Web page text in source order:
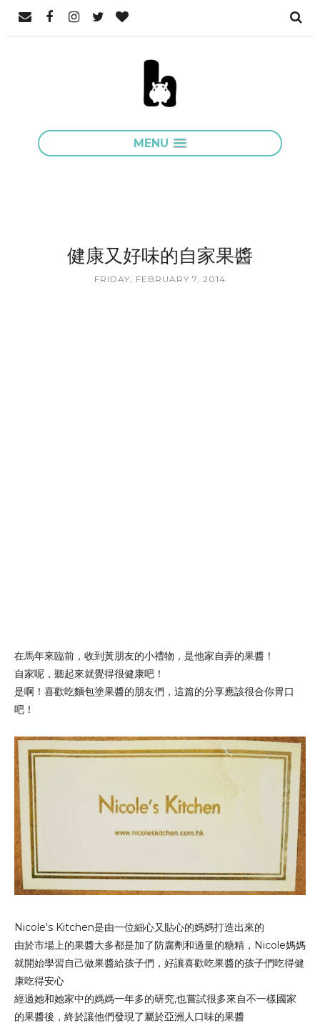
MENU
健康又好味的自家果醬
FRIDAY, FEBRUARY 7, 2014
在馬年來臨前，收到黃朋友的小禮物，是他家自弄的果醬！
自家呢，聽起來就覺得很健康吧！
是啊！喜歡吃麵包塗果醬的朋友們，這篇的分享應該很合你胃口
吧！
Nicole's Kitchen是由一位細心又貼心的媽媽打造出來的
由於市場上的果醬大多都是加了防腐劑和過量的糖精，Nicole媽媽
就開始學習自己做果醬給孩子們，好讓喜歡吃果醬的孩子們吃得健
康吃得安心
經過她和她家中的媽媽一年多的研究,也嘗試很多來自不一樣國家
的果醬後，終於讓他們發現了屬於亞洲人口味的果醬